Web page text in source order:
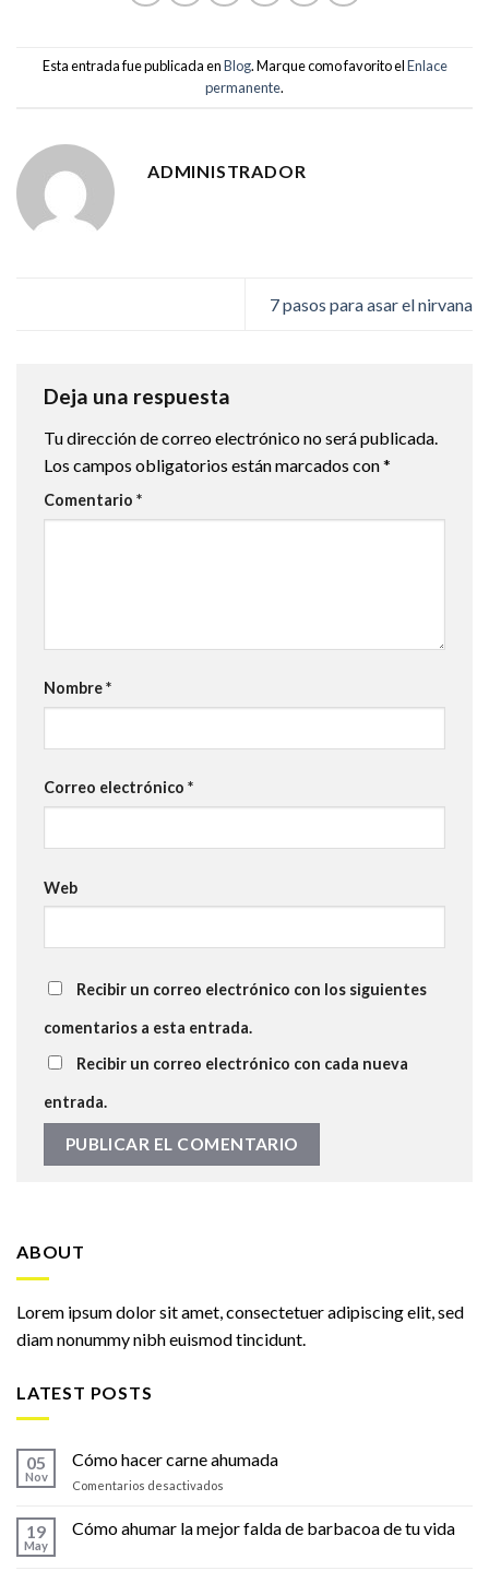
Esta entrada fue publicada enBlog. Marque como favorito elEnlace
permanente.
ADMINISTRADOR
7 pasos para asar el nirvana
Deja una respuesta
Tu dirección de correo electrónico no será publicada.
Los campos obligatorios están marcados con*
Comentario *
Nombre*
Correo electrónico *
Web
Recibir un correo electrónico con los siguientes
comentarios a esta entrada.
Recibir un correo electrónico con cada nueva
entrada.
ABOUT
Lorem ipsum dolor sit amet, consectetuer adipiscing elit, sed
diam nonummy nibh euismod tincidunt.
LATEST POSTS
05
Nov
Cómo hacer carne ahumada
Comentarios desactivados
hacer
carne
19
May
Cómo ahumar la mejor falda de barbacoa de tu vida